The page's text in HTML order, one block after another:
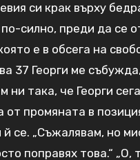
си крак върху
силно, преди да се
е в обсега на
37 Георги ме
ни така, че Георги
от промяната в
й се. „Съжалявам, но
поправях това.“